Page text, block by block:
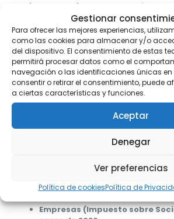
Gestionar
Para ofrecer las mejores experiencias,
como las cookies para almacenar y/o
del dispositivo. El consentimiento de estas
permitirá procesar datos como el
navegación o las identificaciones únicas en
consentir o retirar el consentimiento, puede
a ciertas características y funciones.
Aceptar
Denegar
Ver preferencias
Política de cookiesPolítica de
Cómo corregir:
define retención,
exportacionesestándar para
7) Tu proveedor
“homologación
La AEATno homologasoftware; exige
del productorconforme al RRSIF/
Desconfía de mensajes ambiguos.
Cómo corregir:pideDR, verifica
soluciones sin evidencia documental.
Fechas clave
(recordatorio)
Empresas (Impuesto sobre